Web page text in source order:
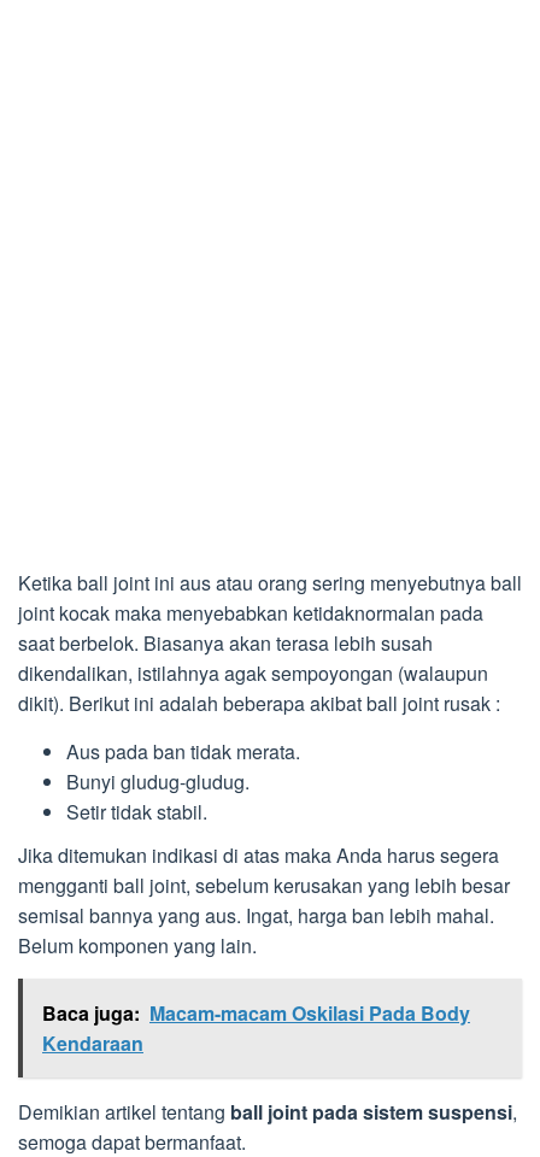
Ketika ball joint ini aus atau orang sering menyebutnya ball
joint kocak maka menyebabkan ketidaknormalan pada
saat berbelok. Biasanya akan terasa lebih susah
dikendalikan, istilahnya agak sempoyongan (walaupun
dikit). Berikut ini adalah beberapa akibat ball joint rusak :
Aus pada ban tidak merata.
Bunyi gludug-gludug.
Setir tidak stabil.
Jika ditemukan indikasi di atas maka Anda harus segera
mengganti ball joint, sebelum kerusakan yang lebih besar
semisal bannya yang aus. Ingat, harga ban lebih mahal.
Belum komponen yang lain.
Baca juga: Macam-macam Oskilasi Pada Body
Kendaraan
Demikian artikel tentang ball joint pada sistem suspensi,
semoga dapat bermanfaat.